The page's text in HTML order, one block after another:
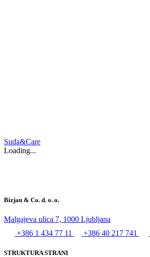
Suda&Care
Loading...
Bizjan & Co. d. o. o.
Malgajeva ulica 7, 1000 Ljubljana
+386 1 434 77 11
+386 40 217 741
STRUKTURA STRANI